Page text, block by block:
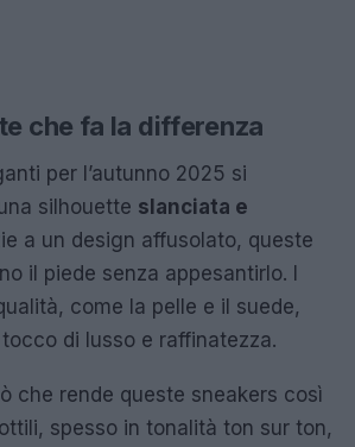
che fa la differenza
per l’autunno 2025 si
silhouette slanciata e
a un design affusolato, queste
il piede senza appesantirlo. I
come la pelle e il suede,
di lusso e raffinatezza.
che rende queste sneakers così
spesso in tonalità ton sur ton,